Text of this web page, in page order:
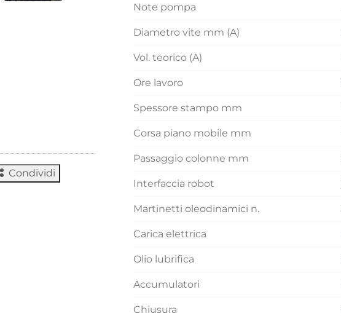
Condividi
Note pompa
Diametro vite mm (A)
Vol. teorico (A)
Ore lavoro
Spessore stampo mm
Corsa piano mobile mm
Passaggio colonne mm
Interfaccia robot
Martinetti oleodinamici n.
Carica elettrica
Olio lubrifica
Accumulatori
Chiusura